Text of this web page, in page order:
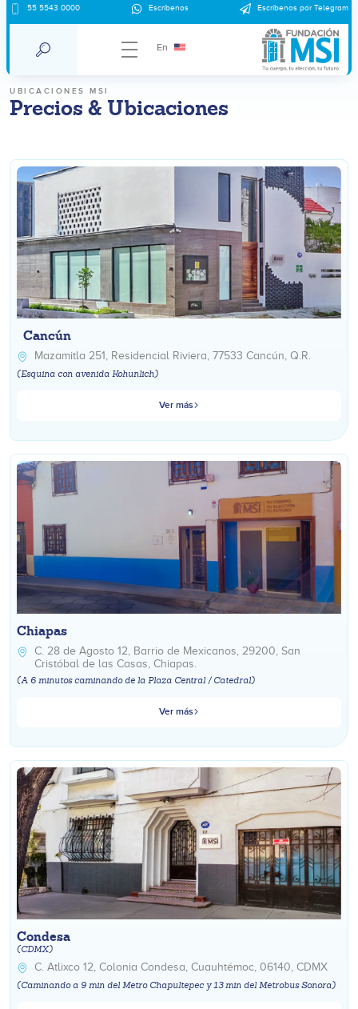
55 5543 0000 Escríbenos Escríbenos por Telegram
En
UBICACIONES MSI
Precios & Ubicaciones
Cancún
Mazamitla 251, Residencial Riviera, 77533 Cancún, Q.R.
(Esquina con avenida Kohunlich)
Ver más
Chiapas
C. 28 de Agosto 12, Barrio de Mexicanos, 29200, San
Cristóbal de las Casas, Chiapas.
(A 6 minutos caminando de la Plaza Central / Catedral)
Ver más
Condesa
(CDMX)
C. Atlixco 12, Colonia Condesa, Cuauhtémoc, 06140, CDMX
(Caminando a 9 min del Metro Chapultepec y 13 min del Metrobus Sonora)